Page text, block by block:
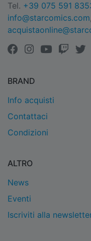
Tel. +39 075 591
info@starcomics.com
BRAND
Info acquisti
Contattaci
Condizioni
ALTRO
News
Eventi
Iscriviti alla